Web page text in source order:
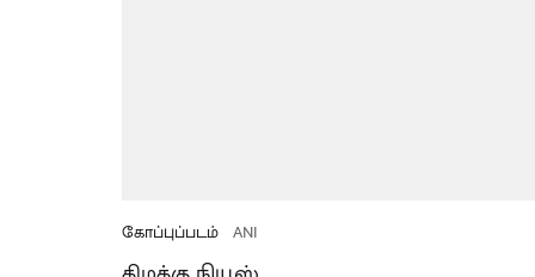
கோப்புப்படம் ANI